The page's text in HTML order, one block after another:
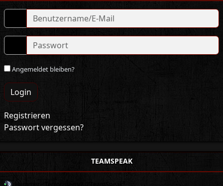
Angemeldet bleiben?
Login
Registrieren
Passwort vergessen?
TEAMSPEAK